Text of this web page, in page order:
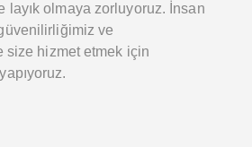
layık olmaya zorluyoruz. İnsan
ve
hizmet etmek için